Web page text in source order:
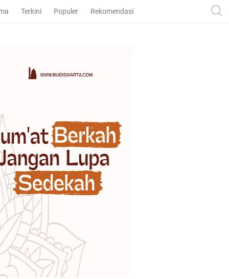
Terkini Populer Rekomendasi